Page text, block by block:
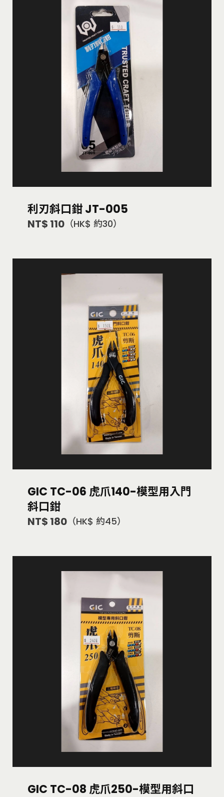
利刃斜口鉗 JT-005
NT$ 110 （HK$ 約30）
GIC TC-06 虎爪140-模型用入門
斜口鉗
NT$ 180 （HK$ 約45）
GIC TC-08 虎爪250-模型用斜口